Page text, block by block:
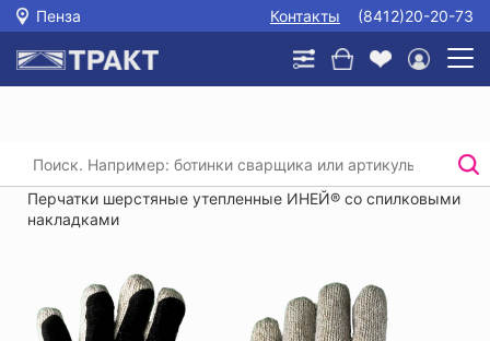
Пенза Контакты (8412)20-20-73
Главная / /
Трикотажные перчатки, перчатки хб с пвх
/
Перчатки шерстяные утепленные ИНЕЙ® со спилковыми
накладками